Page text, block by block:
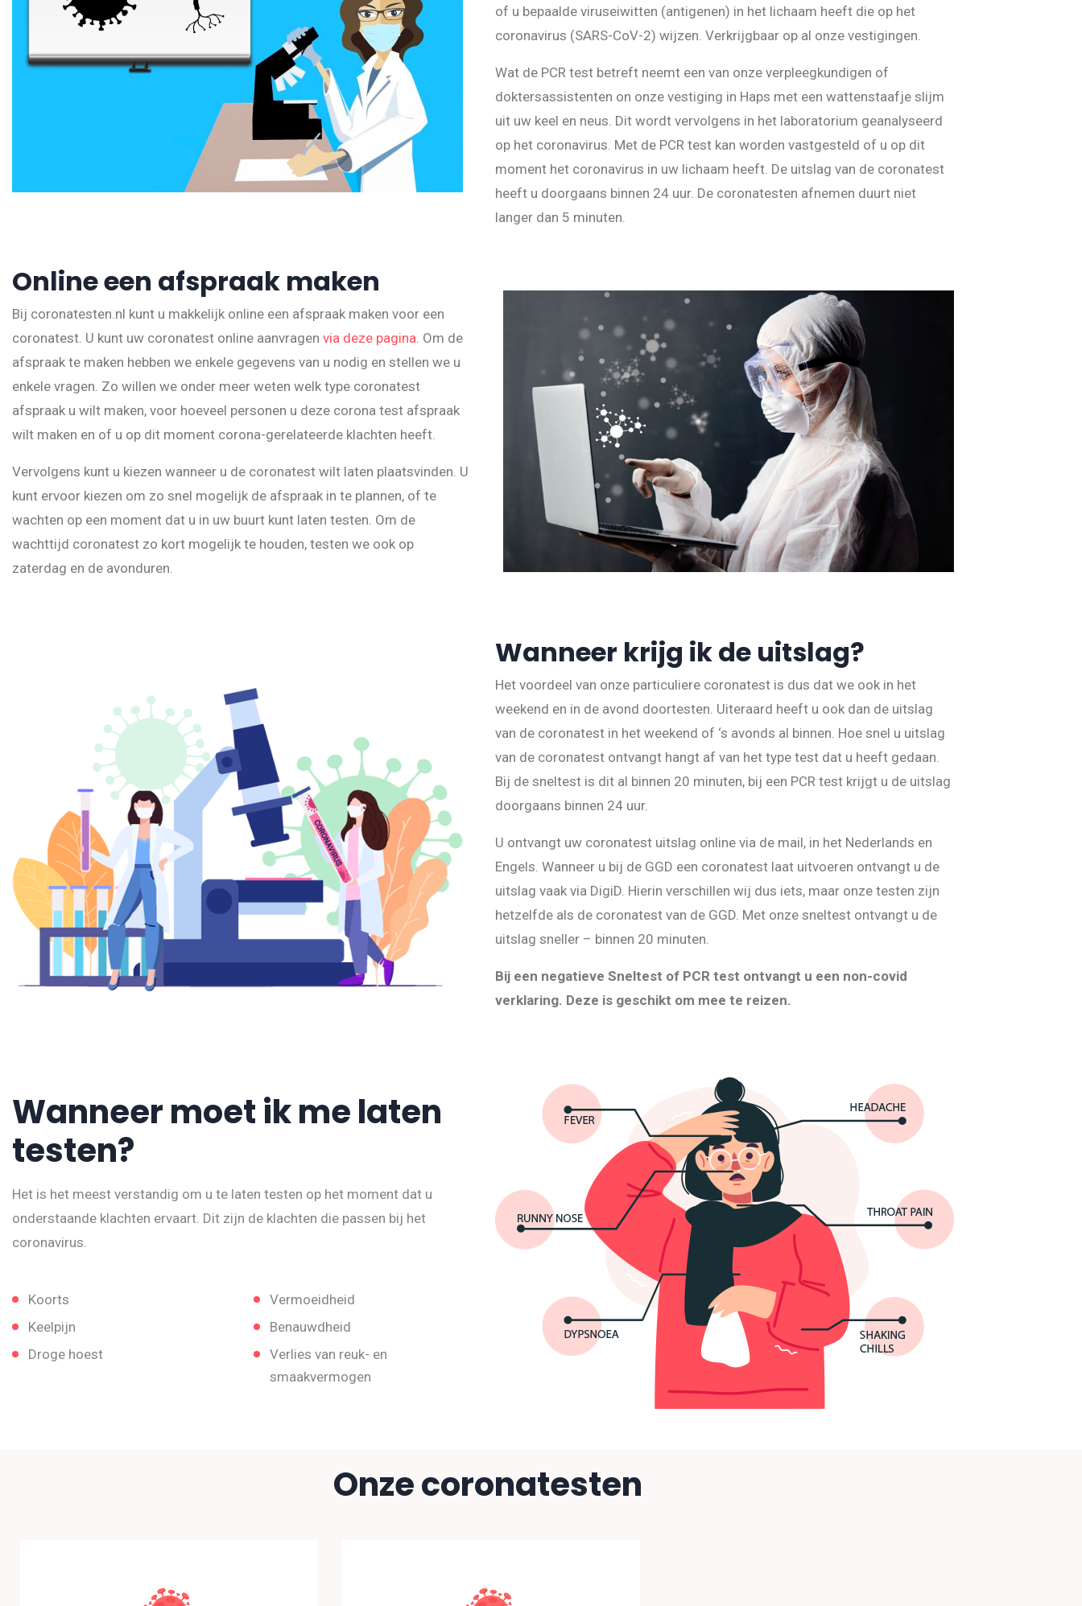
of u bepaalde viruseiwitten (antigenen) in het lichaam heeft die op het
coronavirus (SARS-CoV-2) wijzen. Verkrijgbaar op al onze vestigingen.
Wat de PCR test betreft neemt een van onze verpleegkundigen of
doktersassistenten on onze vestiging in Haps met een wattenstaafje slijm
uit uw keel en neus. Dit wordt vervolgens in het laboratorium geanalyseerd
op het coronavirus. Met de PCR test kan worden vastgesteld of u op dit
moment het coronavirus in uw lichaam heeft. De uitslag van de coronatest
heeft u doorgaans binnen 24 uur. De coronatesten afnemen duurt niet
langer dan 5 minuten.
Online een afspraak maken
Bij coronatesten.nl kunt u makkelijk online een afspraak maken voor een
coronatest. U kunt uw coronatest online aanvragen via deze pagina. Om de
afspraak te maken hebben we enkele gegevens van u nodig en stellen we u
enkele vragen. Zo willen we onder meer weten welk type coronatest
afspraak u wilt maken, voor hoeveel personen u deze corona test afspraak
wilt maken en of u op dit moment corona-gerelateerde klachten heeft.
Vervolgens kunt u kiezen wanneer u de coronatest wilt laten plaatsvinden. U
kunt ervoor kiezen om zo snel mogelijk de afspraak in te plannen, of te
wachten op een moment dat u in uw buurt kunt laten testen. Om de
wachttijd coronatest zo kort mogelijk te houden, testen we ook op
zaterdag en de avonduren.
Wanneer krijg ik de uitslag?
Het voordeel van onze particuliere coronatest is dus dat we ook in het
weekend en in de avond doortesten. Uiteraard heeft u ook dan de uitslag
van de coronatest in het weekend of ‘s avonds al binnen. Hoe snel u uitslag
van de coronatest ontvangt hangt af van het type test dat u heeft gedaan.
Bij de sneltest is dit al binnen 20 minuten, bij een PCR test krijgt u de uitslag
doorgaans binnen 24 uur.
U ontvangt uw coronatest uitslag online via de mail, in het Nederlands en
Engels. Wanneer u bij de GGD een coronatest laat uitvoeren ontvangt u de
uitslag vaak via DigiD. Hierin verschillen wij dus iets, maar onze testen zijn
hetzelfde als de coronatest van de GGD. Met onze sneltest ontvangt u de
uitslag sneller – binnen 20 minuten.
Bij een negatieve Sneltest of PCR test ontvangt u een non-covid
verklaring. Deze is geschikt om mee te reizen.
Wanneer moet ik me laten
testen?
Het is het meest verstandig om u te laten testen op het moment dat u
onderstaande klachten ervaart. Dit zijn de klachten die passen bij het
coronavirus.
Koorts
Keelpijn
Droge hoest
Vermoeidheid
Benauwdheid
Verlies van reuk- en
smaakvermogen
Onze coronatesten